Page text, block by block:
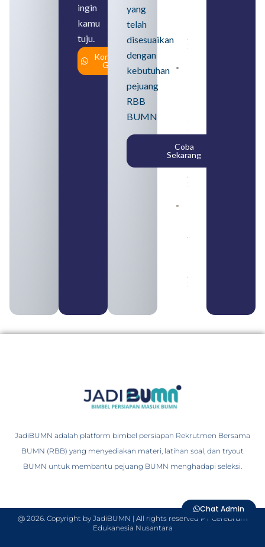
ingin
kamu
tuju.
Konsultasi
Gratis
yang
telah
disesuaikan
dengan
kebutuhan
pejuang
RBB
BUMN
Coba
Sekarang
August 6,
2026
SMA
Syarat,
Posisi,
dan
Cara
Daftar
August 5,
2026
yang
August 4,
2026
JadiBUMN adalah platform bimbel persiapan Rekrutmen Bersama
BUMN (RBB) yang menyediakan materi, latihan soal, dan tryout
BUMN untuk membantu pejuang BUMN menghadapi seleksi.
@ 2026. Copyright by JadiBUMN | All rights reserved PT Cerebrum
Edukanesia Nusantara
Chat Admin